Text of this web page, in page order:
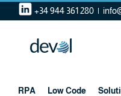
content
+34 944 361 280 |
RPA Low Code